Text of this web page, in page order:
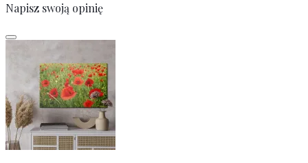
Napisz swoją opinię